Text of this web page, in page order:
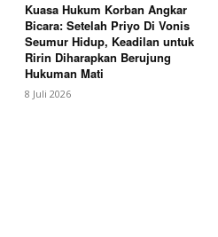
Kuasa Hukum Korban Angkar
Bicara: Setelah Priyo Di Vonis
Seumur Hidup, Keadilan untuk
Ririn Diharapkan Berujung
Hukuman Mati
8 Juli 2026